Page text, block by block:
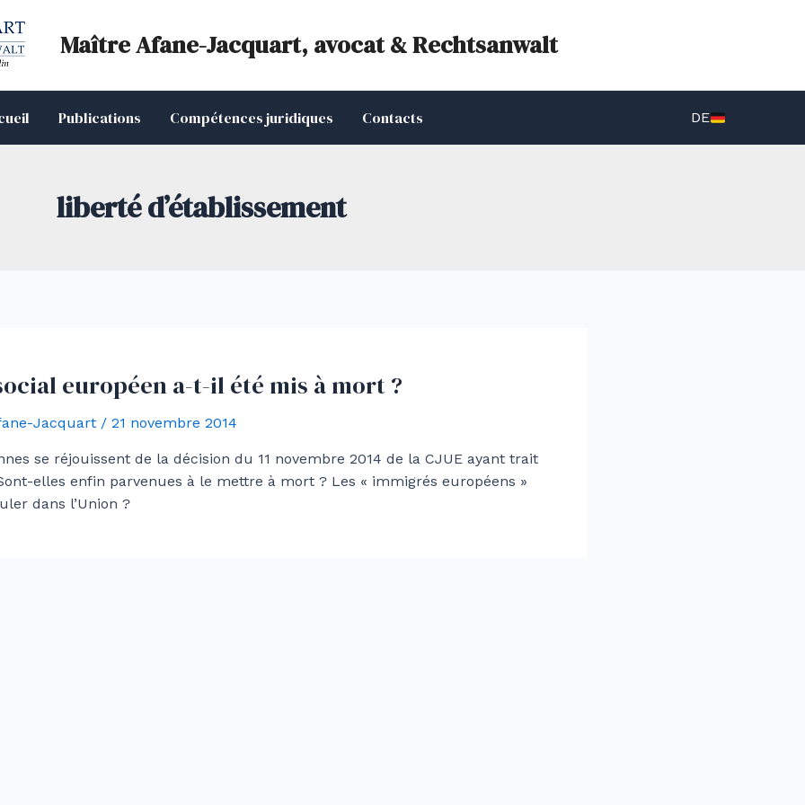
Maître Afane-Jacquart, avocat & Rechtsanwalt
Publications Compétences juridiques Contacts DE
liberté d’établissement
européen a-t-il été mis à mort ?
Jacquart / 21 novembre 2014
se réjouissent de la décision du 11 novembre 2014 de la CJUE ayant trait
elles enfin parvenues à le mettre à mort ? Les « immigrés européens »
dans l’Union ?